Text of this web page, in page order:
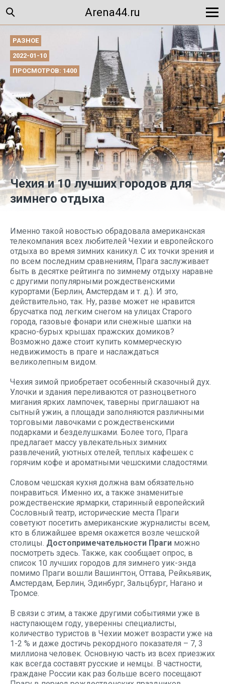
Arena44.ru
РАЗНОЕ
2022-01-10
ПРОСМОТРОВ: 1400
Чехия и 10 лучших городов для
зимнего отдыха
Именно такой новостью обрадовала американская
телекомпания всех любителей Чехии и европейского
отдыха во время зимних каникул. С их точки зрения и
по всем последним сравнениям, Прага заслуживает
быть в десятке рейтинга по зимнему отдыху наравне
с другими популярными рождественскими
курортами (Берлин, Амстердам и т. д.). И это,
действительно, так. Ну, разве может не нравится
брусчатка под легким снегом на улицах Старого
города, газовые фонари или снежные шапки на
красно-бурых крышах пражских домиков?
Возможно даже стоит купить коммерческую
недвижимость в праге и наслаждаться
великолепным видом.
Чехия зимой приобретает особенный сказочный дух.
Улочки и здания переливаются от разноцветного
мигания ярких лампочек, таверны приглашают на
сытный ужин, а площади заполняются различными
торговыми лавочками с рождественскими
подарками и безделушками. Более того, Прага
предлагает массу увлекательных зимних
развлечений, уютных отелей, теплых кафешек с
горячим кофе и ароматными чешскими сладостями.
Словом чешская кухня должна вам обязательно
понравиться. Именно их, а также знаменитые
рождественские ярмарки, старинный европейский
Сословный театр, исторические места Праги
советуют посетить американские журналисты всем,
кто в ближайшее время окажется возле чешской
столицы. Достопримечательности Праги можно
посмотреть здесь. Также, как сообщает опрос, в
список 10 лучших городов для зимнего уик-энда
помимо Праги вошли Вашингтон, Оттава, Рейкьявик,
Амстердам, Берлин, Эдинбург, Зальцбург, Нагано и
Тромсе.
В связи с этим, а также другими событиями уже в
наступающем году, уверенны специалисты,
количество туристов в Чехии может возрасти уже на
1-2 % и даже достичь рекордного показателя – 7, 3
миллиона человек. Основную часть из всех приезжих
как всегда составят русские и немцы. В частности,
граждане России как раз больше всего посещают